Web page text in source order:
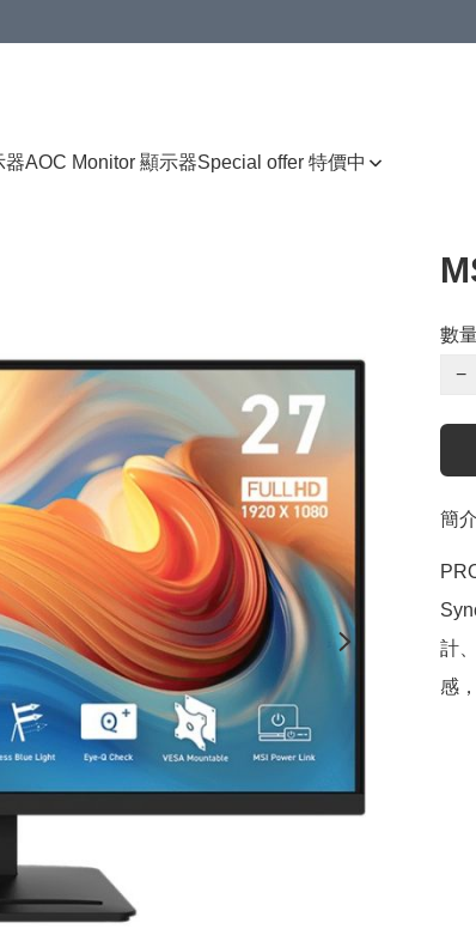
器AOC Monitor 顯示器Special offer 特價中
數
−
簡介
計
感